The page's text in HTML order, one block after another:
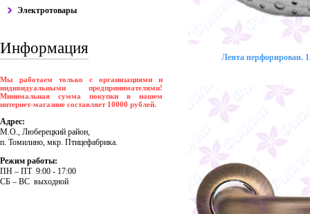
Электротовары
Информация
Мы работаем только с организациями и
индивидуальными предпринимателями!
Минимальная сумма покупки в нашем
интернет-магазине составляет 10000 рублей.
Адрес:
М.О., Люберецкий район,
п. Томилино, мкр. Птицефабрика.
Режим работы:
ПH – ПT 9:00 - 17:00
CБ – BC выходной
Лента перфорирован.